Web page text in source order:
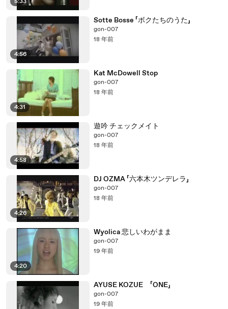
4:56
Sotte Bosse 「ボクたちのうた」
gon-007
18 年前
4:31
Kat McDowell Stop
gon-007
18 年前
4:58
遊吟 チェックメイト
gon-007
18 年前
4:26
DJ OZMA 「六本木ツンデレラ」
gon-007
18 年前
4:20
Wyolica 悲しいわがまま
gon-007
19 年前
AYUSE KOZUE 「ONE」
gon-007
19 年前